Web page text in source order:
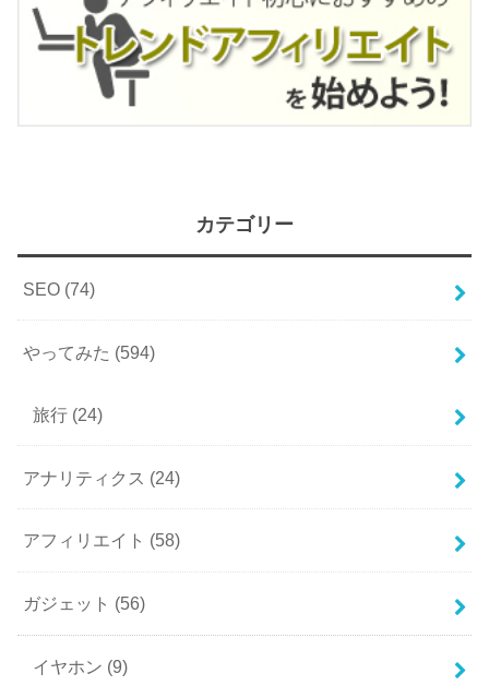
カテゴリー
SEO (74)
やってみた (594)
旅行 (24)
アナリティクス (24)
アフィリエイト (58)
ガジェット (56)
イヤホン (9)